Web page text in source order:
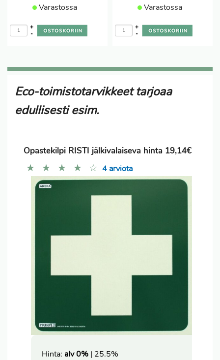
Varastossa
-
+
Varastossa
-
+
Eco-toimistotarvikkeet tarjoaa
edullisesti esim.
Opastekilpi RISTI jälkivalaiseva hinta 19,14€
★ ★ ★ ★ ☆ 4 arviota
Hinta: alv 0% | 25.5%